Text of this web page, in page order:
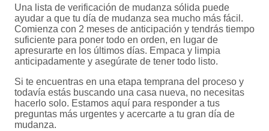
Una lista de verificación de mudanza sólida puede
ayudar a que tu día de mudanza sea mucho más fácil.
Comienza con 2 meses de anticipación y tendrás tiempo
suficiente para poner todo en orden, en lugar de
apresurarte en los últimos días. Empaca y limpia
anticipadamente y asegúrate de tener todo listo.
Si te encuentras en una etapa temprana del proceso y
todavía estás buscando una casa nueva, no necesitas
hacerlo solo. Estamos aquí para responder a tus
preguntas más urgentes y acercarte a tu gran día de
mudanza.